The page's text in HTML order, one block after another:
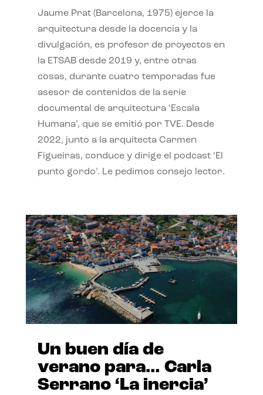
Jaume Prat (Barcelona, 1975) ejerce la
arquitectura desde la docencia y la
divulgación, es profesor de proyectos en
la ETSAB desde 2019 y, entre otras
cosas, durante cuatro temporadas fue
asesor de contenidos de la serie
documental de arquitectura ‘Escala
Humana’, que se emitió por TVE. Desde
2022, junto a la arquitecta Carmen
Figueiras, conduce y dirige el podcast ‘El
punto gordo’. Le pedimos consejo lector.
Un buen día de
verano para… Carla
Serrano ‘La inercia’